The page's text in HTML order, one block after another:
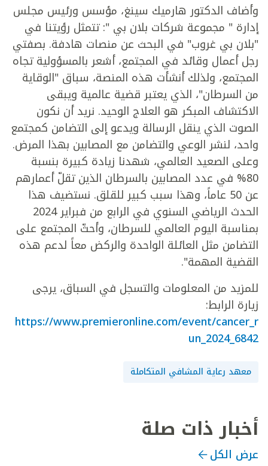
وأضاف الدكتور هارميك سينغ، مؤسس ورئيس مجلس
إدارة " مجموعة شركات بلان بي ": تتمثل رؤيتنا في
"بلان بي غروب" في البحث عن منصات هادفة. بصفتي
رجل أعمال وقائد في المجتمع، أشعر بالمسؤولية تجاه
المجتمع، ولذلك أنشأت هذه المنصة، سباق "الوقاية
من السرطان"، الذي يعتبر قضية عالمية ويبقى
الاكتشاف المبكر هو العلاج الوحيد. نريد أن نكون
الصوت الذي ينقل الرسالة ويدعو إلى التضامن كمجتمع
واحد، لنشر الوعي والتضامن مع المصابين بهذا المرض.
وعلى الصعيد العالمي، شهدنا زيادة كبيرة بنسبة
80% في عدد المصابين بالسرطان الذين تقلّ أعمارهم
عن 50 عاماً، وهذا سبب كبير للقلق. نستضيف هذا
الحدث الرياضي السنوي في الرابع من فبراير 2024
بمناسبة اليوم العالمي للسرطان، وأحثّ المجتمع على
التضامن مثل العائلة الواحدة والركض معاً لدعم هذه
القضية المهمة".
للمزيد من المعلومات والتسجل في السباق، يرجى
زيارة الرابط:
https://www.premieronline.com/event/cancer_r
un_2024_6842
معهد رعاية المشافي المتكاملة
أخبار ذات صلة
عرض الكل